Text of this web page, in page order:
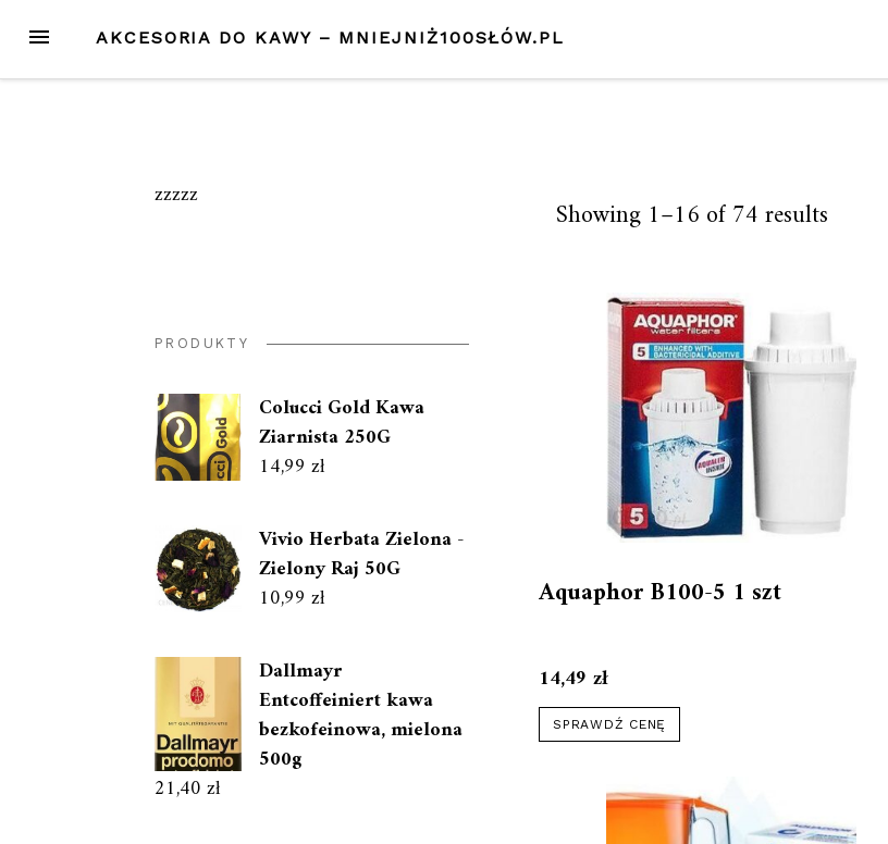
treści
MENU AKCESORIA DO KAWY – MNIEJNIŻ100SŁÓW.PL
Showing 1–16 of 74 results
Aquaphor B100-5 1 szt
14,49zł
SPRAWDŹ CENĘ
zzzzz
PRODUKTY
Colucci Gold Kawa
Ziarnista 250G
14,99 zł
Vivio Herbata Zielona -
Zielony Raj 50G
10,99 zł
Dallmayr
Entcoffeiniert kawa
bezkofeinowa, mielona
500g
21,40zł